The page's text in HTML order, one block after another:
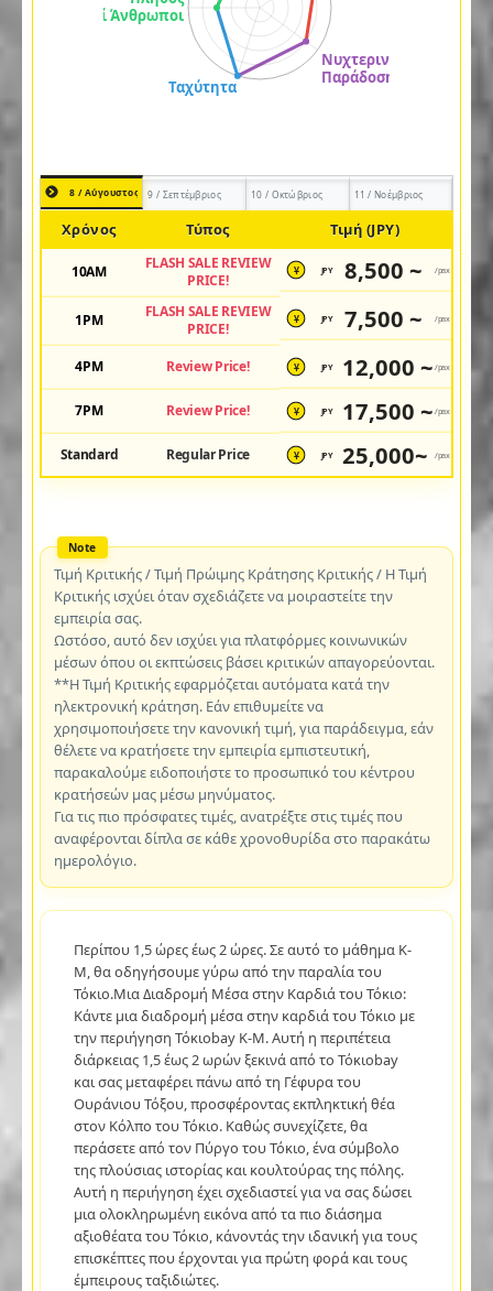
8 / Αύγουστος 9 / Σεπτέμβριος 10 / Οκτώβριος 11 / Νοέμβριος
Χρόνος Τύπος Τιμή (JPY)
10AM
FLASH SALE REVIEW
PRICE!
¥ JPY 8,500 ~ /pax
1PM
FLASH SALE REVIEW
PRICE!
¥ JPY 7,500 ~ /pax
4PM Review Price! ¥ JPY 12,000 ~ /pax
7PM Review Price! ¥ JPY 17,500 ~ /pax
Standard Regular Price ¥ JPY 25,000~ /pax
Τιμή Κριτικής / Τιμή Πρώιμης Κράτησης Κριτικής / Η Τιμή
Κριτικής ισχύει όταν σχεδιάζετε να μοιραστείτε την
εμπειρία σας.
Ωστόσο, αυτό δεν ισχύει για πλατφόρμες κοινωνικών
μέσων όπου οι εκπτώσεις βάσει κριτικών απαγορεύονται.
**Η Τιμή Κριτικής εφαρμόζεται αυτόματα κατά την
ηλεκτρονική κράτηση. Εάν επιθυμείτε να
χρησιμοποιήσετε την κανονική τιμή, για παράδειγμα, εάν
θέλετε να κρατήσετε την εμπειρία εμπιστευτική,
παρακαλούμε ειδοποιήστε το προσωπικό του κέντρου
κρατήσεών μας μέσω μηνύματος.
Για τις πιο πρόσφατες τιμές, ανατρέξτε στις τιμές που
αναφέρονται δίπλα σε κάθε χρονοθυρίδα στο παρακάτω
ημερολόγιο.
Περίπου 1,5 ώρες έως 2 ώρες. Σε αυτό το μάθημα K-
M, θα οδηγήσουμε γύρω από την παραλία του
Τόκιο.Μια Διαδρομή Μέσα στην Καρδιά του Τόκιο:
Κάντε μια διαδρομή μέσα στην καρδιά του Τόκιο με
την περιήγηση Τόκιοbay K-M. Αυτή η περιπέτεια
διάρκειας 1,5 έως 2 ωρών ξεκινά από το Τόκιοbay
και σας μεταφέρει πάνω από τη Γέφυρα του
Ουράνιου Τόξου, προσφέροντας εκπληκτική θέα
στον Κόλπο του Τόκιο. Καθώς συνεχίζετε, θα
περάσετε από τον Πύργο του Τόκιο, ένα σύμβολο
της πλούσιας ιστορίας και κουλτούρας της πόλης.
Αυτή η περιήγηση έχει σχεδιαστεί για να σας δώσει
μια ολοκληρωμένη εικόνα από τα πιο διάσημα
αξιοθέατα του Τόκιο, κάνοντάς την ιδανική για τους
επισκέπτες που έρχονται για πρώτη φορά και τους
έμπειρους ταξιδιώτες.